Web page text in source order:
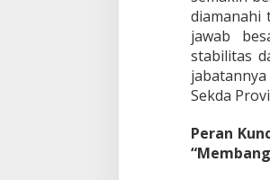
diamanahi
jawab
stabilitas
Sekda
Peran